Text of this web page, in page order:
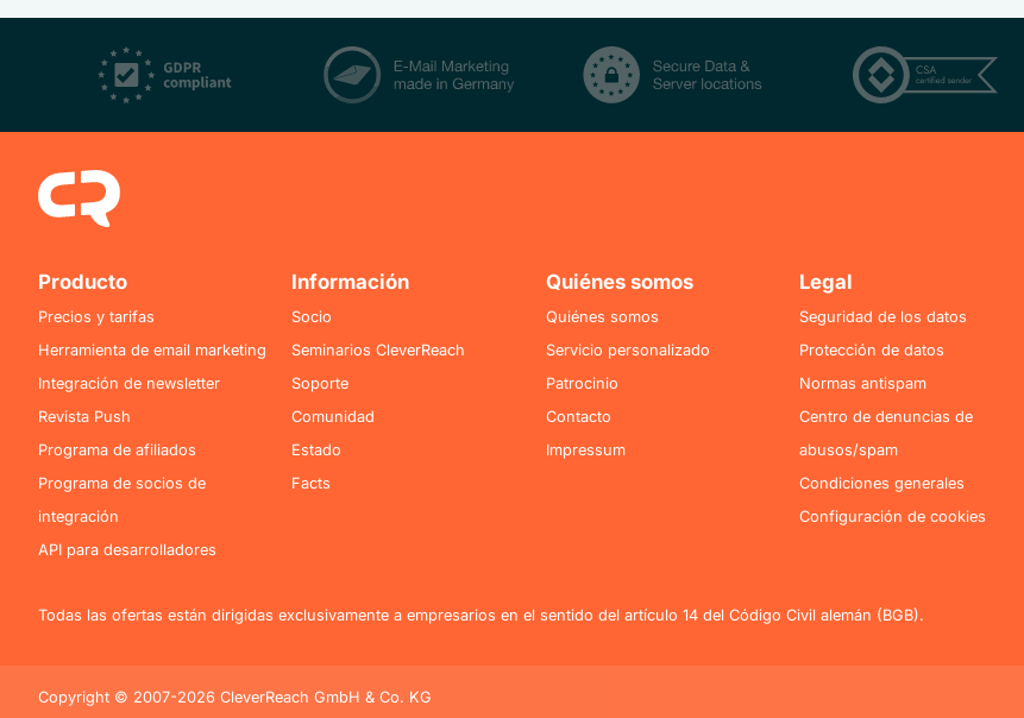
Producto
Precios y tarifas
Herramienta de email marketing
Integración de newsletter
Revista Push
Programa de afiliados
Programa de socios de
integración
API para desarrolladores
Información
Socio
Seminarios CleverReach
Soporte
Comunidad
Estado
Facts
Quiénes somos
Quiénes somos
Servicio personalizado
Patrocinio
Contacto
Impressum
Legal
Seguridad de los datos
Protección de datos
Normas antispam
Centro de denuncias de
abusos/spam
Condiciones generales
Configuración de cookies
Todas las ofertas están dirigidas exclusivamente a empresarios en el sentido del artículo 14 del Código Civil alemán (BGB).
Copyright © 2007-2026 CleverReach GmbH & Co. KG